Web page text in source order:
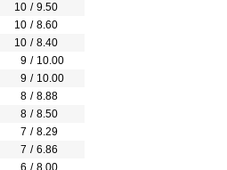
10 / 9.50
10 / 8.60
10 / 8.40
9 / 10.00
9 / 10.00
8 / 8.88
8 / 8.50
7 / 8.29
7 / 6.86
6 / 8.00